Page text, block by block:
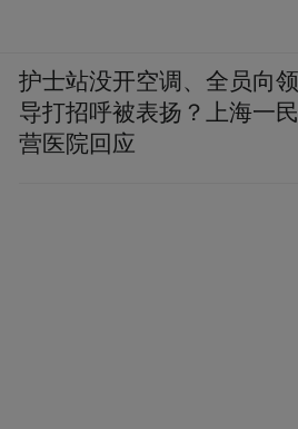
护士站没开空调、全员向领
导打招呼被表扬？上海一民
营医院回应